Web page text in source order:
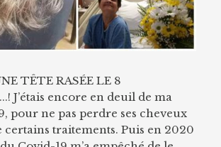
TÊTE RASÉE LE 8
J’étais encore en deuil de ma
pour ne pas perdre ses cheveux
certains traitements. Puis en 2020